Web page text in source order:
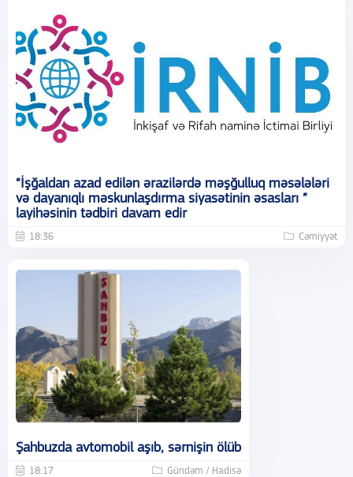
“İşğaldan azad edilən ərazilərdə məşğulluq məsələləri
və dayanıqlı məskunlaşdırma siyasətinin əsasları ”
layihəsinin tədbiri davam edir
18:36 Cəmiyyət
Şahbuzda avtomobil aşıb, sərnişin ölüb
18:17 Gündəm / Hadisə